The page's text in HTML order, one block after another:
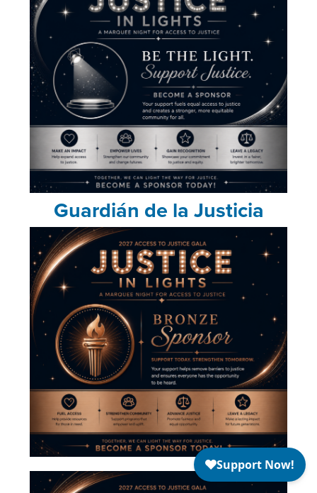
Guardián de la Justicia